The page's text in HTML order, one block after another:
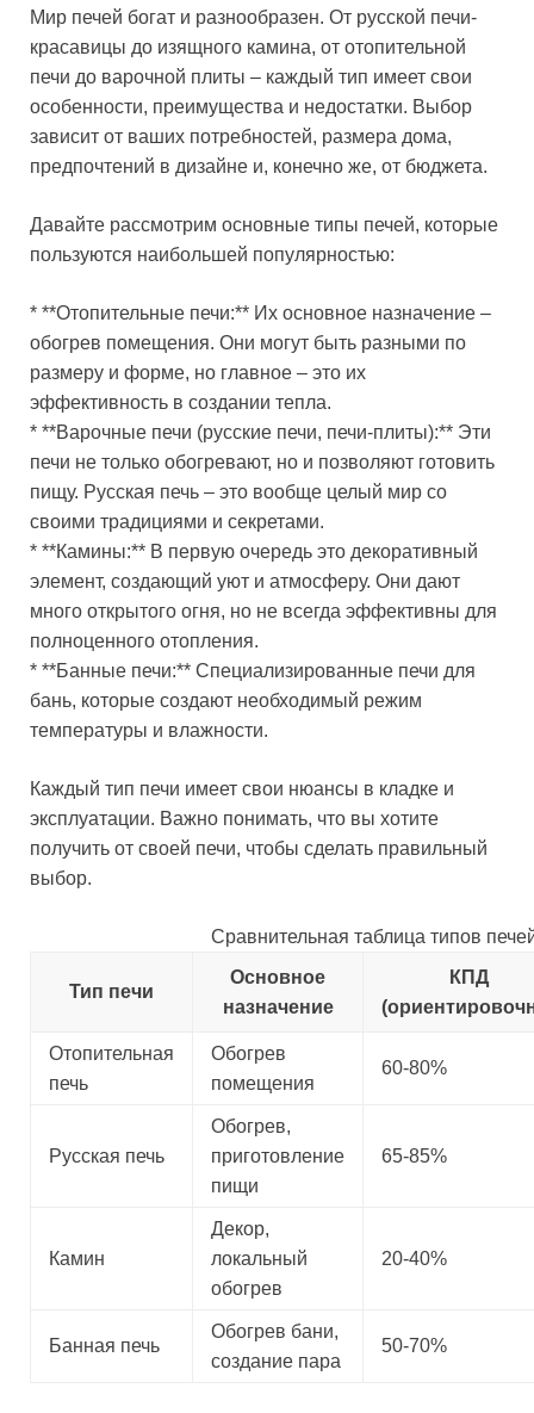
Мир печей богат и разнообразен. От русской печи-
красавицы до изящного камина, от отопительной
печи до варочной плиты – каждый тип имеет свои
особенности, преимущества и недостатки. Выбор
зависит от ваших потребностей, размера дома,
предпочтений в дизайне и, конечно же, от бюджета.
Давайте рассмотрим основные типы печей, которые
пользуются наибольшей популярностью:
* **Отопительные печи:** Их основное назначение –
обогрев помещения. Они могут быть разными по
размеру и форме, но главное – это их
эффективность в создании тепла.
* **Варочные печи (русские печи, печи-плиты):** Эти
печи не только обогревают, но и позволяют готовить
пищу. Русская печь – это вообще целый мир со
своими традициями и секретами.
* **Камины:** В первую очередь это декоративный
элемент, создающий уют и атмосферу. Они дают
много открытого огня, но не всегда эффективны для
полноценного отопления.
* **Банные печи:** Специализированные печи для
бань, которые создают необходимый режим
температуры и влажности.
Каждый тип печи имеет свои нюансы в кладке и
эксплуатации. Важно понимать, что вы хотите
получить от своей печи, чтобы сделать правильный
выбор.
Сравнительная таблица типов
Тип печи
Основное
назначение
КПД
Отопительная
печь
Обогрев
помещения
60-80%
Русская печь
Обогрев,
приготовление
пищи
65-85%
Камин
Декор,
локальный
обогрев
20-40%
Банная печь
Обогрев бани,
создание пара
50-70%